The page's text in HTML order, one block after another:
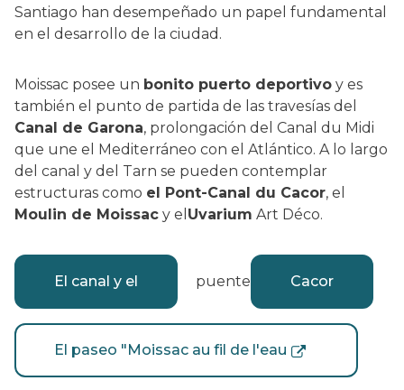
Santiago han desempeñado un papel fundamental
en el desarrollo de la ciudad.
Moissac posee un bonito puerto deportivo y es
también el punto de partida de las travesías del
Canal de Garona, prolongación del Canal du Midi
que une el Mediterráneo con el Atlántico. A lo largo
del canal y del Tarn se pueden contemplar
estructuras como el Pont-Canal du Cacor, el
Moulin de Moissac y el Uvarium Art Déco.
El canal y el puente Cacor
El paseo "Moissac au fil de l'eau